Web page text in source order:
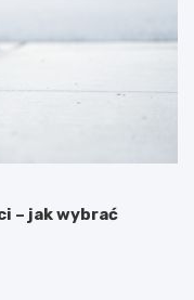
– jak wybrać